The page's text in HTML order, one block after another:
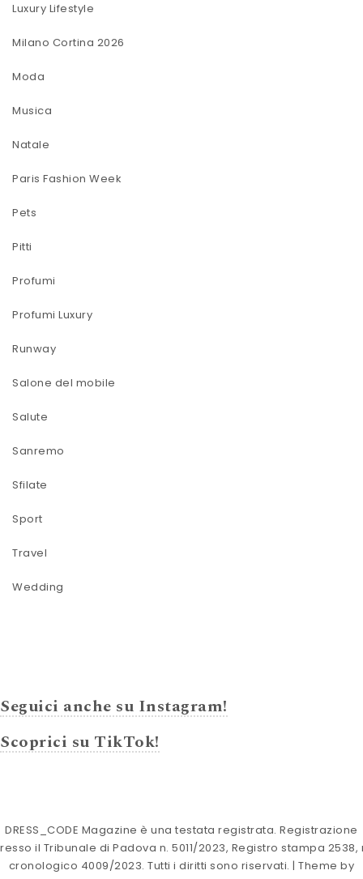
Luxury Lifestyle
Milano Cortina 2026
Moda
Musica
Natale
Paris Fashion Week
Pets
Pitti
Profumi
Profumi Luxury
Runway
Salone del mobile
Salute
Sanremo
Sfilate
Sport
Travel
Wedding
Seguici anche su Instagram!
Scoprici su TikTok!
DRESS_CODE Magazine è una testata registrata. Registrazione
il Tribunale di Padova n. 5011/2023, Registro stampa 2538,
cronologico 4009/2023. Tutti i diritti sono riservati. | Theme by